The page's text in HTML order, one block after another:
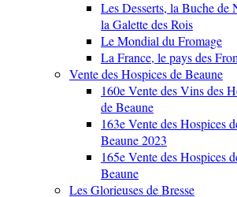
Les Desserts, la Buche de
la Galette des Rois
Le Mondial du Fromage
La France, le pays des
Vente des Hospices de Beaune
160e Vente des Vins des
de Beaune
163e Vente des Hospices
Beaune 2023
165e Vente des Hospices
Beaune
Les Glorieuses de Bresse